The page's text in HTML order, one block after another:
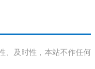
、及时性，本站不作任何